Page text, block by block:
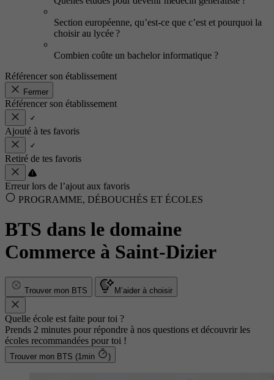
Section européenne, qu’est-ce que c’est et pourquoi la
choisir au lycée ?
Combien coûte un bachelor informatique ?
Référencer son établissement
Fermer
Référencer son établissement
Ajouté à tes favoris
Retiré de tes favoris
Erreur lors de l’ajout aux favoris
PROGRAMME, DÉBOUCHÉS ET ÉCOLES
BTS dans le domaine
Commerce à Saint-Dizier
Trouver mon BTS M’aider à choisir
Quelle école est faite pour toi ?
Prends 2 minutes pour répondre à nos questions et découvrir les
écoles recommandées pour toi !
Trouver mon BTS (1min )